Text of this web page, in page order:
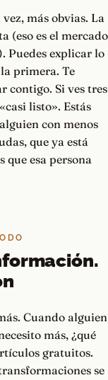
más obvias. La
(eso es el mercado
Puedes explicar lo
primera. Te
contigo. Si ves tres
listo». Estás
con menos
que ya está
que esa persona
Cuando alguien
más, ¿qué
gratuitos.
se